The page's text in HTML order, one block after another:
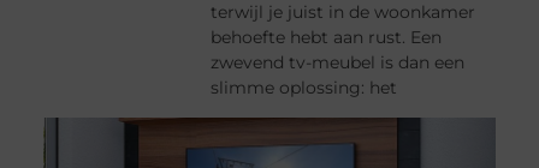
terwijl je juist in de woonkamer
behoefte hebt aan rust. Een
zwevend tv-meubel is dan een
slimme oplossing: het